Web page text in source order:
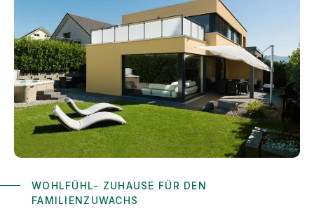
WOHLFÜHL- ZUHAUSE FÜR DEN
FAMILIENZUWACHS